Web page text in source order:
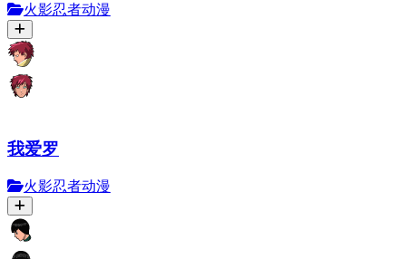
火影忍者动漫
我爱罗
火影忍者动漫